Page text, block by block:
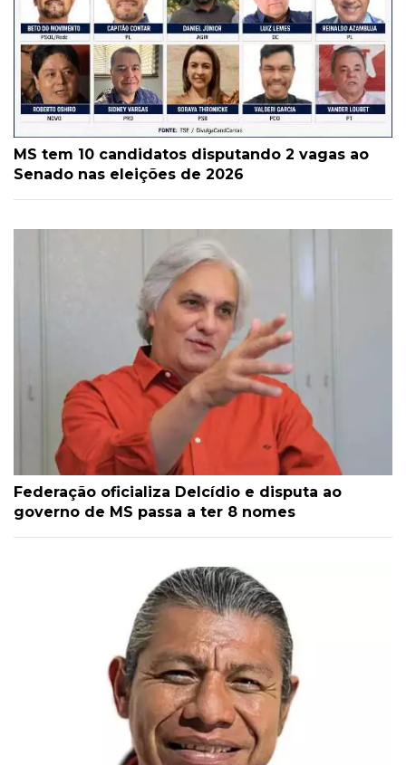
MS tem 10 candidatos disputando 2 vagas ao
Senado nas eleições de 2026
Federação oficializa Delcídio e disputa ao
governo de MS passa a ter 8 nomes